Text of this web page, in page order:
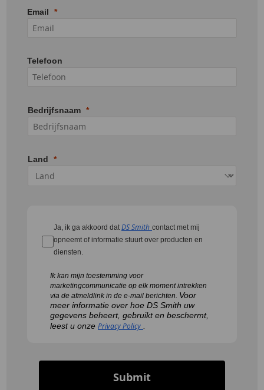
Email
Telefoon
Bedrijfsnaam
Land
Ja, ik ga akkoord datDS Smith contact met mij
opneemt of informatie stuurt over producten en
diensten.
Ik kan mijn toestemming voor
marketingcommunicatie op elk moment intrekken
via de afmeldlink in de e-mail berichten. Voor
meer informatie over hoe DS Smith uw
gegevens beheert, gebruikt en beschermt,
leest u onze Privacy Policy .
Submit